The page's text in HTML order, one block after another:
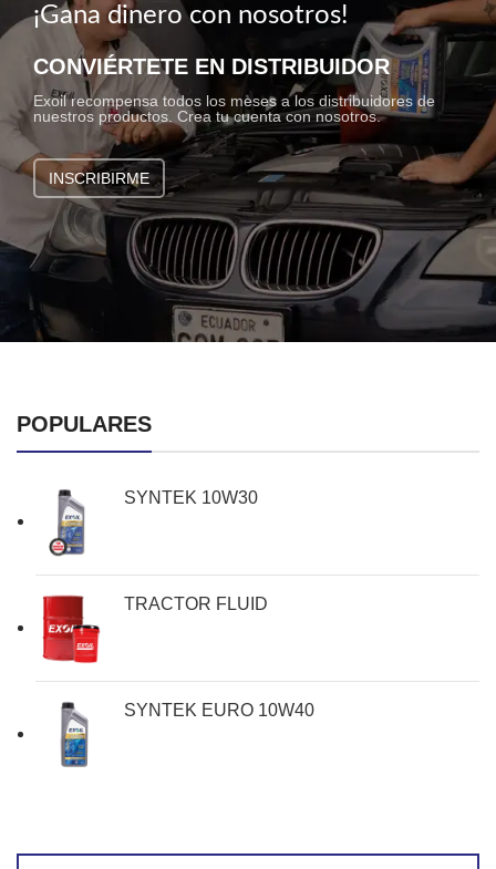
¡Gana dinero con nosotros!
CONVIÉRTETE EN DISTRIBUIDOR
Exoil recompensa todos los meses a los distribuidores de
nuestros productos. Crea tu cuenta con nosotros.
INSCRIBIRME
POPULARES
SYNTEK 10W30
TRACTOR FLUID
SYNTEK EURO 10W40